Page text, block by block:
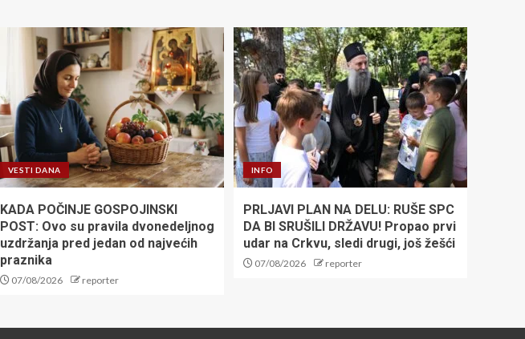
VESTI DANA
KADA POČINJE GOSPOJINSKI
POST: Ovo su pravila dvonedeljnog
uzdržanja pred jedan od najvećih
praznika
07/08/2026 reporter
INFO
PRLJAVI PLAN NA DELU: RUŠE SPC
DA BI SRUŠILI DRŽAVU! Propao prvi
udar na Crkvu, sledi drugi, još žešći
07/08/2026 reporter